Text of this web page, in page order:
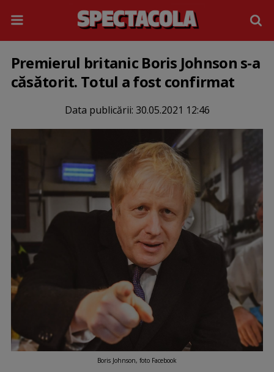
Premierul britanic Boris Johnson s-a
căsătorit. Totul a fost confirmat
Data publicării: 30.05.2021 12:46
Boris Johnson, foto Facebook